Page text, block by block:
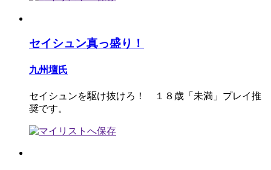
セイシュン真っ盛り！
九州壇氏
セイシュンを駆け抜けろ！ １８歳「未満」プレイ推
奨です。